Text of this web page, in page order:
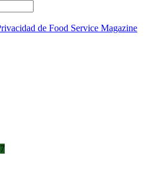
de Food Service Magazine